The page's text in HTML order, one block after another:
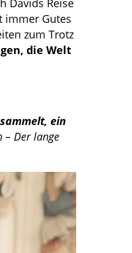
immer Gutes
zum Trotz
die Welt
ein
– Der lange